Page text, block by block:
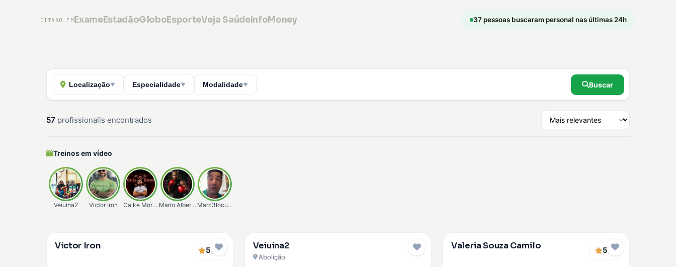
CITADO EM ExameEstadãoGloboEsporteVeja SaúdeInfoMoney 37 pessoas buscaram personal nas últimas 24h
Localização▼ Especialidade▼ Modalidade▼ Buscar
57 profissionalis encontrados
Treinos em vídeo
Veiuina2 Victor Iron Caike MoraesMario Alberto Marc3locunha
Premium
Victor Iron 5(2)
Pro
Veiuina2
Abolição
EMBAIXADOR
Valeria Souza Camilo 5(1)